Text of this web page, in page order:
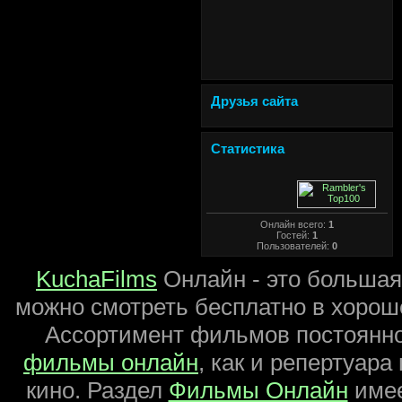
Друзья сайта
Статистика
Онлайн всего: 1
Гостей: 1
Пользователей: 0
KuchaFilms Онлайн - это
можно смотреть бесплатно в
Ассортимент фильмов
фильмы онлайн, как и
кино. Раздел Фильмы Онлайн